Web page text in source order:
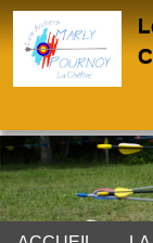
Panneau de